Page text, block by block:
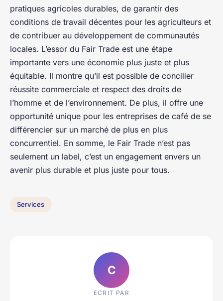
pratiques agricoles durables, de garantir des
conditions de travail décentes pour les agriculteurs et
de contribuer au développement de communautés
locales. L’essor du Fair Trade est une étape
importante vers une économie plus juste et plus
équitable. Il montre qu’il est possible de concilier
réussite commerciale et respect des droits de
l’homme et de l’environnement. De plus, il offre une
opportunité unique pour les entreprises de café de se
différencier sur un marché de plus en plus
concurrentiel. En somme, le Fair Trade n’est pas
seulement un label, c’est un engagement envers un
avenir plus durable et plus juste pour tous.
Services
C
ECRIT PAR